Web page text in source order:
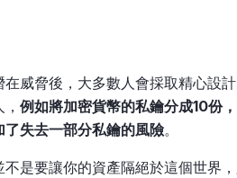
威脅後，大多數人會採取精心設
例如將加密貨幣的私鑰分成10份
了失去一部分私鑰的風險。
是要讓你的資產隔絕於這個世界